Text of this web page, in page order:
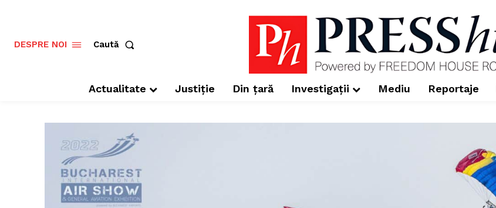
DESPRE NOI Caută
Actualitate Justiție Din țară Investigații Mediu Reportaje